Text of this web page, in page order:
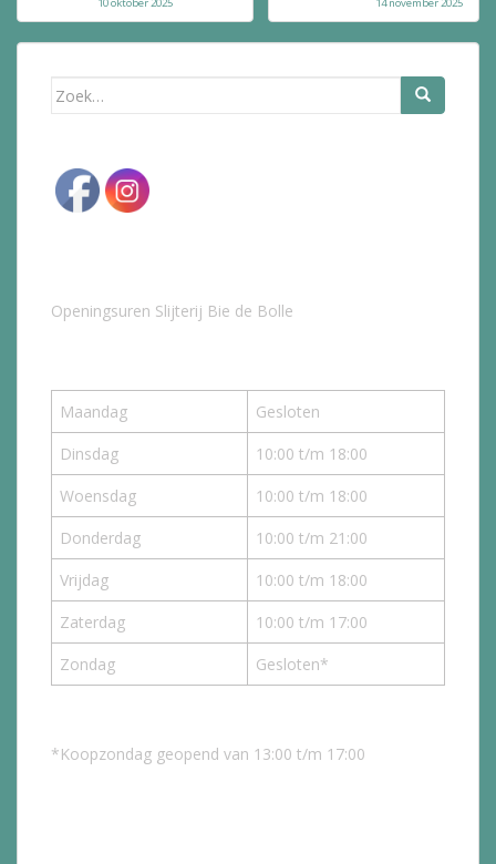
Zoek
Openingsuren Slijterij Bie de Bolle
Maandag
Gesloten
Dinsdag
10:00 t/m 18:00
Woensdag
10:00 t/m 18:00
Donderdag
10:00 t/m 21:00
Vrijdag
10:00 t/m 18:00
Zaterdag
10:00 t/m 17:00
Zondag
Gesloten*
*Koopzondag geopend van 13:00 t/m 17:00